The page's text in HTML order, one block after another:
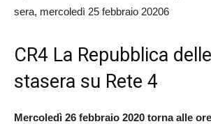
sera, mercoledì 25 febbraio 20206
CR4 La Repubblica
stasera su Rete 4
Mercoledì 26 febbraio 2020 torna alle